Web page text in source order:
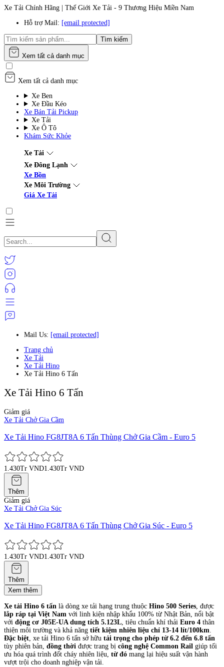
Xe Tải Chính Hãng | Thế Giới Xe Tải - 9 Thương Hiệu Miền Nam
Hỗ trợ Mail: [email protected]
Tìm kiếm
Xem tất cả danh mục
Xem tất cả danh mục
Xe Ben
Xe Đầu Kéo
Xe Bán Tải Pickup
Xe Tải
Xe Ô Tô
Khám Sức Khỏe
Xe Tải
Xe Đông Lạnh
Xe Bồn
Xe Môi Trường
Giá Xe Tải
Mail Us: [email protected]
Trang chủ
Xe Tải
Xe Tải Hino
Xe Tải Hino 6 Tấn
Xe Tải Hino 6 Tấn
Giảm giá
Xe Tải Chở Gia Cầm
Xe Tải Hino FG8JT8A 6 Tấn Thùng Chở Gia Cầm - Euro 5
1.430Tr VND1.430Tr VND
Thêm
Giảm giá
Xe Tải Chở Gia Súc
Xe Tải Hino FG8JT8A 6 Tấn Thùng Chở Gia Súc - Euro 5
1.430Tr VND1.430Tr VND
Thêm
Xem thêm
Xe tải Hino 6 tấn là dòng xe tải hạng trung thuộc Hino 500 Series, được
lắp ráp tại Việt Nam với linh kiện nhập khẩu 100% từ Nhật Bản, nổi bật
với động cơ J05E-UA dung tích 5.123L, tiêu chuẩn khí thải Euro 4 thân
thiện môi trường và khả năng tiết kiệm nhiên liệu chỉ 13-14 lít/100km.
Đặc biệt, xe tải Hino 6 tấn sở hữu tải trọng cho phép từ 6.2 đến 6.8 tấn
tùy phiên bản, đồng thời được trang bị công nghệ Common Rail giúp tối
ưu hóa quá trình đốt cháy nhiên liệu, từ đó mang lại hiệu suất vận hành
vượt trội cho doanh nghiệp vận tải.